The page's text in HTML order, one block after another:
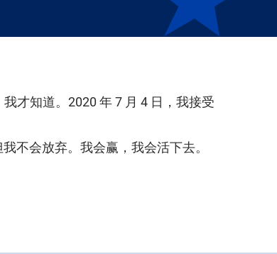
才知道。2020 年 7 月 4 日，我接受
不会放弃。我会赢，我会活下去。